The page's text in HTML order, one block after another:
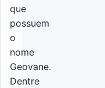
que
possuem
o
nome
Geovane.
Dentre